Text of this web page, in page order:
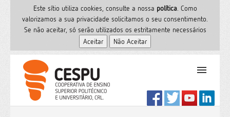
Este sítio utiliza cookies, consulte a nossa polí­tica. Como
valorizamos a sua privacidade solicitamos o seu consentimento.
Se não aceitar, só serão utilizados os estritamente necessários
PT